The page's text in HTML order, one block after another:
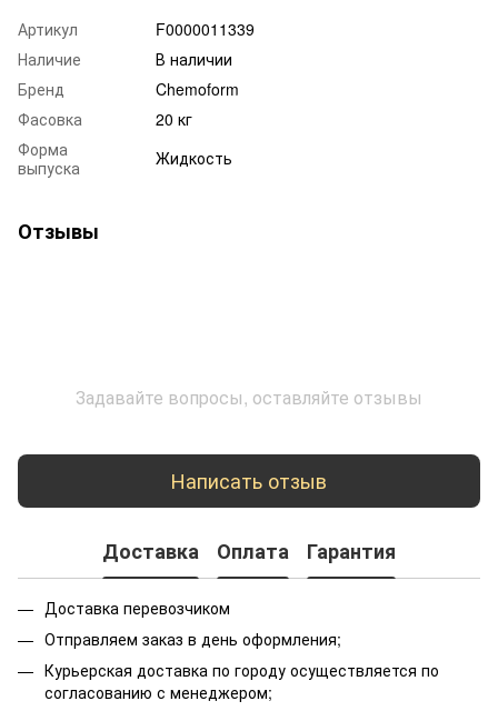
Артикул
F0000011339
Наличие
В наличии
Бренд
Chemoform
Фасовка
20 кг
Форма
выпуска
Жидкость
Отзывы
Задавайте вопросы, оставляйте отзывы
Написать отзыв
Доставка Оплата Гарантия
Доставка перевозчиком
Отправляем заказ в день оформления;
Курьерская доставка по городу осуществляется по
согласованию с менеджером;